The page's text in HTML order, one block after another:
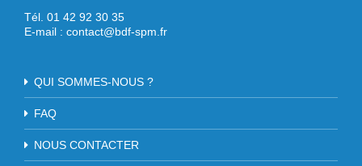
Tél. 01 42 92 30 35
E-mail : contact@bdf-spm.fr
QUI SOMMES-NOUS ?
FAQ
NOUS CONTACTER